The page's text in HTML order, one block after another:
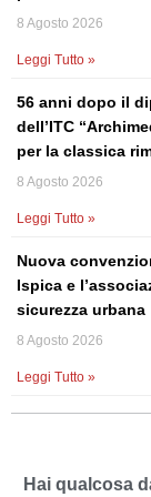
8 Agosto 2026
Leggi Tutto »
56 anni dopo il
dell’ITC
per la classica
8 Agosto 2026
Leggi Tutto »
Nuova
Ispica e
sicurezza urbana
8 Agosto 2026
Leggi Tutto »
Hai qualcosa